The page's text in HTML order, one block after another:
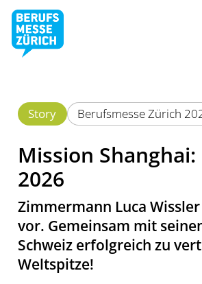
Story Berufsmesse Zürich
Mission
2026
Zimmermann Luca
vor. Gemeinsam mit
Schweiz erfolgreich zu
Weltspitze!